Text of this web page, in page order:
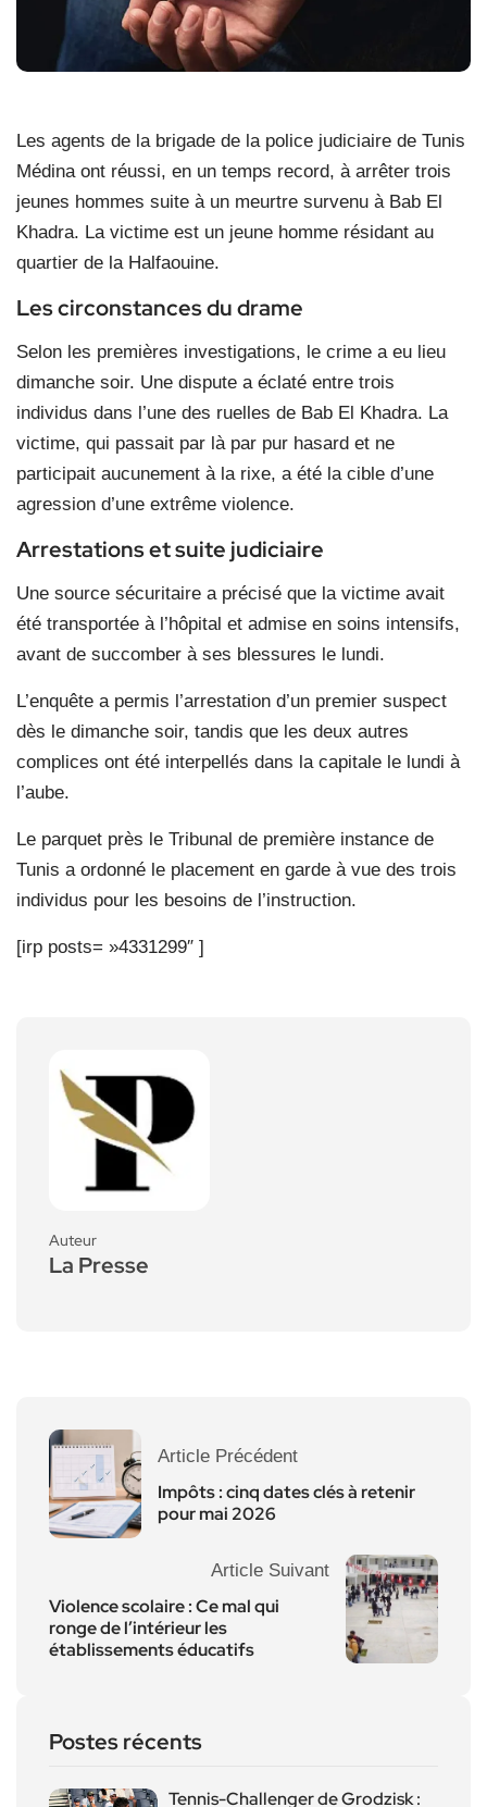
Les agents de la brigade de la police judiciaire de Tunis
Médina ont réussi, en un temps record, à arrêter trois
jeunes hommes suite à un meurtre survenu à Bab El
Khadra. La victime est un jeune homme résidant au
quartier de la Halfaouine.
Les circonstances du drame
Selon les premières investigations, le crime a eu lieu
dimanche soir. Une dispute a éclaté entre trois
individus dans l’une des ruelles de Bab El Khadra. La
victime, qui passait par là par pur hasard et ne
participait aucunement à la rixe, a été la cible d’une
agression d’une extrême violence.
Arrestations et suite judiciaire
Une source sécuritaire a précisé que la victime avait
été transportée à l’hôpital et admise en soins intensifs,
avant de succomber à ses blessures le lundi.
L’enquête a permis l’arrestation d’un premier suspect
dès le dimanche soir, tandis que les deux autres
complices ont été interpellés dans la capitale le lundi à
l’aube.
Le parquet près le Tribunal de première instance de
Tunis a ordonné le placement en garde à vue des trois
individus pour les besoins de l’instruction.
[irp posts= »4331299″ ]
Auteur
La Presse
Article Précédent
Impôts : cinq dates clés à retenir
pour mai 2026
Article Suivant
Violence scolaire : Ce mal qui
ronge de l’intérieur les
établissements éducatifs
Postes récents
Tennis-Challenger de Grodzisk :